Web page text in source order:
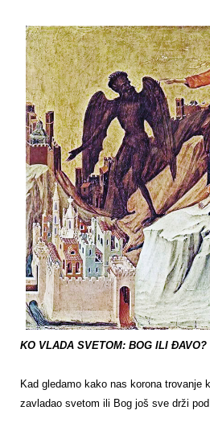
KO VLADA SVETOM: BOG ILI ĐAVO?
Kad gledamo kako nas korona trovanje
zavladao svetom ili Bog još sve drži